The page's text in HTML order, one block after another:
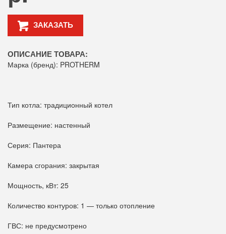
ЗАКАЗАТЬ
ОПИСАНИЕ ТОВАРА:
Марка (бренд): PROTHERM
Тип котла: традиционный котел
Размещение: настенный
Серия: Пантера
Камера сгорания: закрытая
Мощность, кВт: 25
Количество контуров: 1 — только отопление
ГВС: не предусмотрено